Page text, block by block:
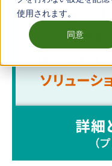
使用されます。
同意